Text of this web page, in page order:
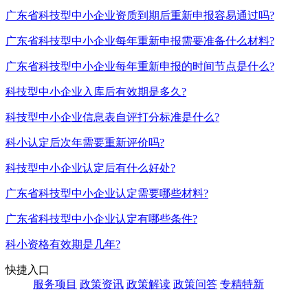
广东省科技型中小企业资质到期后重新申报容易通过吗?
广东省科技型中小企业每年重新申报需要准备什么材料?
广东省科技型中小企业每年重新申报的时间节点是什么?
科技型中小企业入库后有效期是多久?
科技型中小企业信息表自评打分标准是什么?
科小认定后次年需要重新评价吗?
科技型中小企业认定后有什么好处?
广东省科技型中小企业认定需要哪些材料?
广东省科技型中小企业认定有哪些条件?
科小资格有效期是几年?
快捷入口
服务项目 政策资讯 政策解读 政策问答 专精特新